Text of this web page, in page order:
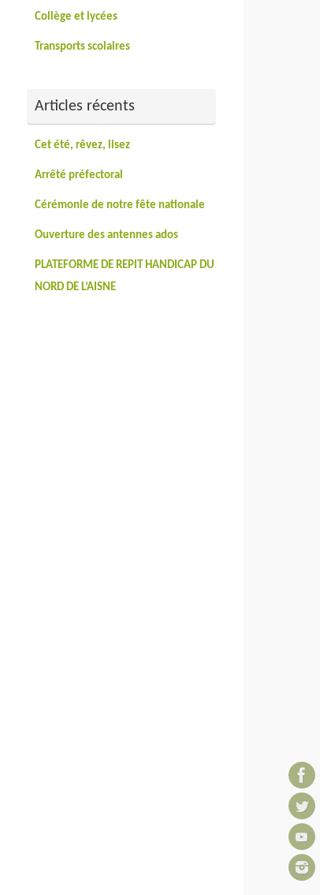
Collège et lycées
Transports scolaires
Articles récents
Cet été, rêvez, lisez
Arrêté préfectoral
Cérémonie de notre fête nationale
Ouverture des antennes ados
PLATEFORME DE REPIT HANDICAP DU
NORD DE L’AISNE